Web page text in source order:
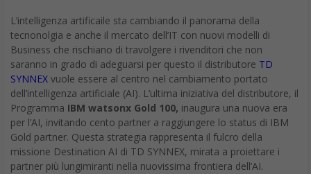
L’intelligenza artificaile sta cambiando il panorama della
tecnonolgia e anche il mercato dell’IT con nuovi modelli di
Business che rischiano di travolgere i rivenditori che non
saranno in grado di adeguarsi per questo il distributore TD
SYNNEX vuole essere al centro nel cambiamento portato
dell’intelligenza artificiale (AI). L’ultima iniziativa del distributore, il
Programma IBM watsonx Gold 100, inaugura una nuova era
per l’AI, invitando cento partner a raggiungere lo status di IBM
Gold partner. Questa strategia rappresenta il fulcro della
missione Destination AI di TD SYNNEX, mirata a proiettare i
partner più lungimiranti nella nuovissima frontiera dell’AI.